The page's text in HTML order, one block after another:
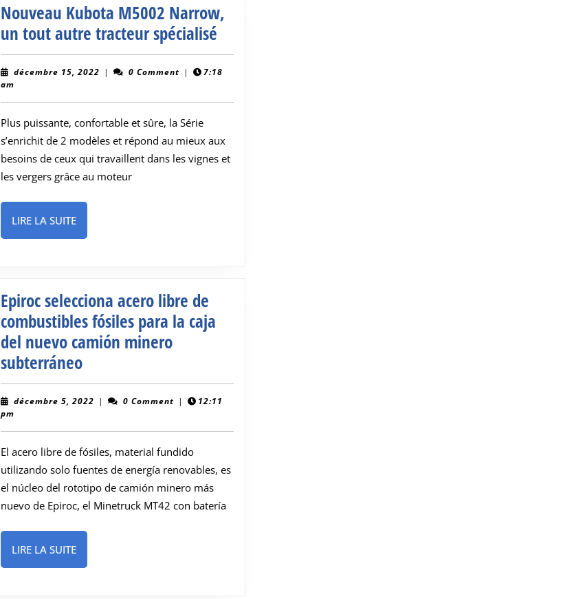
Nouveau Kubota M5002 Narrow,
un tout autre tracteur spécialisé
Kubota
M5002
tout
autre
décembre 15, 2022 décembre
| 0 Comment |
7:18
am
Plus puissante, confortable et sûre, la Série
s’enrichit de 2 modèles et répond au mieux aux
besoins de ceux qui travaillent dans les vignes et
les vergers grâce au moteur
LIRE LA SUITELIRE
LA
Epiroc selecciona acero libre de
combustibles fósiles para la caja
del nuevo camión minero
subterráneoEpiroc
selecciona
acero
de
combustibles
fósiles
para
la
del
décembre 5, 2022 décembre
| 0 Comment |
12:11
pm
El acero libre de fósiles, material fundido
utilizando solo fuentes de energía renovables, es
el núcleo del rototipo de camión minero más
nuevo de Epiroc, el Minetruck MT42 con batería
LIRE LA SUITELIRE
LA